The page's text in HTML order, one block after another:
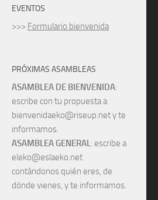
EVENTOS
>>> Formulario bienvenida
PRÓXIMAS ASAMBLEAS
ASAMBLEA DE BIENVENIDA:
escribe con tu propuesta a
bienvenidaeko@riseup.net y te
informamos.
ASAMBLEA GENERAL: escribe a
eleko@eslaeko.net
contándonos quién eres, de
dónde vienes, y te informamos.